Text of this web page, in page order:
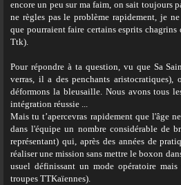
encore un peu sur ma faim, on sait toujours
ne règles pas le problème rapidement, je
que pourraient faire certains esprits
Ttk).
Pour répondre à ta question, vu que Sa
verras, il a des penchants aristocratiques),
déformons la bleusaille. Nous avons tous
intégration réussie ...
Mais tu t’apercevras rapidement que l'âge
dans l'équipe un nombre considérable de
représentant) qui, après des années de
réaliser une mission sans mettre le boxon
usuel définissant un mode opératoire
troupes TTKaïennes).